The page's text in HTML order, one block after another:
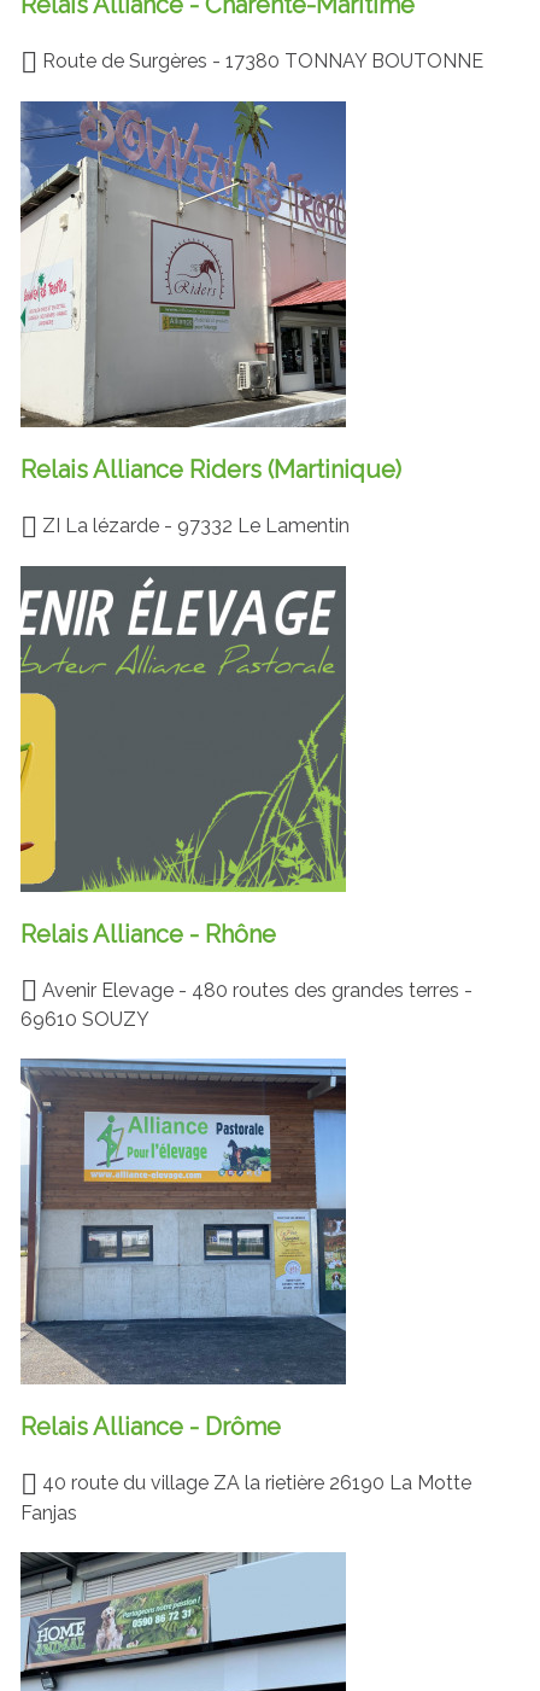
Route de Surgères - 17380 TONNAY BOUTONNE
Relais Alliance Riders (Martinique)
ZI La lézarde - 97332 Le Lamentin
Relais Alliance - Rhône
Avenir Elevage - 480 routes des grandes terres -
69610 SOUZY
Relais Alliance - Drôme
40 route du village ZA la rietière 26190 La Motte
Fanjas